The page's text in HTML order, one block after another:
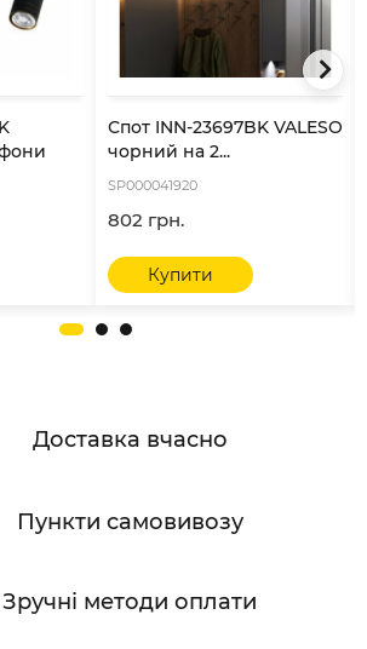
Спот INN-23697BK VALESO
чорний на 2...
SP000041920
802 грн.
Купити
Доставка вчасно
Пункти самовивозу
Зручні методи оплати